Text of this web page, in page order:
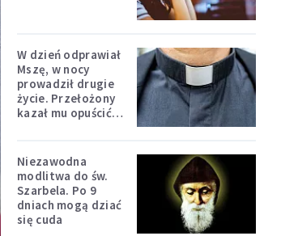
W dzień odprawiał
Mszę, w nocy
prowadził drugie
życie. Przełożony
kazał mu opuścić
Niezawodna
modlitwa do św.
Szarbela. Po 9
dniach mogą dziać
się cuda